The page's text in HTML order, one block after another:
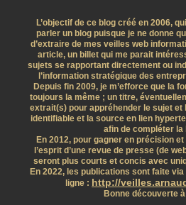
L’objectif de ce blog créé en 2006,
parler un blog puisque je ne donne
d’extraire de mes veilles web
article, un billet qui me parait
sujets se rapportant directement ou
l’information stratégique des
Depuis fin 2009, je m’efforce que la
toujours la même ; un titre,
extrait(s) pour appréhender le sujet et
identifiable et la source en lien
afin de compléter la
En 2012, pour gagner en précision
l’esprit d’une revue de presse (de
seront plus courts et concis avec
En 2022, les publications sont faite
ligne : http://
Bonne découverte